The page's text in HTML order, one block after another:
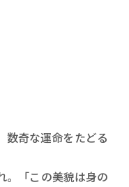
奇な運命をたどる
。「この美貌は身の